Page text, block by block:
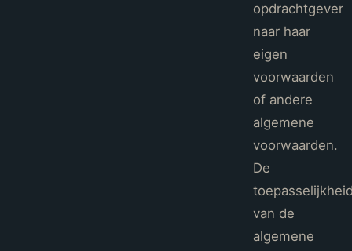
opdrachtgever
naar haar
eigen
voorwaarden
of andere
algemene
voorwaarden.
De
van de
algemene